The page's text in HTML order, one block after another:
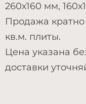
260х160 мм,
Продажа
кв.м. плиты.
Цена указана
доставки